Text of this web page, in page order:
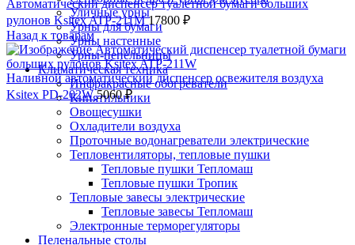
Уличные урны
Урны для бумаги
Урны настенные
Урны-пепельницы
Климатическая техника
Инфракрасные обогреватели
Кипятильники
Овощесушки
Охладители воздуха
Проточные водонагреватели электрические
Тепловентиляторы, тепловые пушки
Тепловые пушки Тепломаш
Тепловые пушки Тропик
Тепловые завесы электрические
Тепловые завесы Тепломаш
Электронные терморегуляторы
Пеленальные столы
Автоматический диспенсер туалетной бумаги больших
рулонов Ksitex ATP-211M17800 ₽
Назад к товарам
Наливной автоматический диспенсер освежителя воздуха
Ksitex PD-202W5060₽